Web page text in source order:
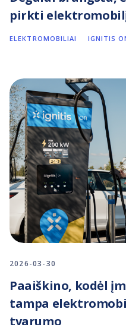
pirkti
ELEKTROMOBILIAI IGNITIS
2026-03-30
Paaiškino, kodėl
tampa
tvarumo